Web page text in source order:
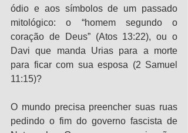
ódio e aos símbolos de um passado
mitológico: o “homem segundo o
coração de Deus” (Atos 13:22), ou o
Davi que manda Urias para a morte
para ficar com sua esposa (2 Samuel
11:15)?
O mundo precisa preencher suas ruas
pedindo o fim do governo fascista de